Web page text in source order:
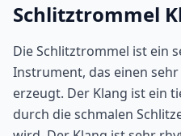
Schlitztrommel
Die Schlitztrommel ist ein
Instrument, das einen
erzeugt. Der Klang ist ein
durch die schmalen